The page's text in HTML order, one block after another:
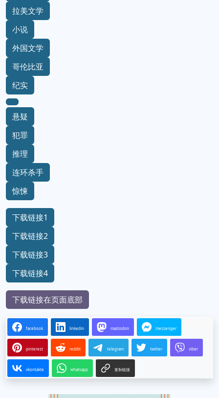
拉美文学
小说
外国文学
哥伦比亚
纪实
悬疑
犯罪
推理
连环杀手
惊悚
下载链接1
下载链接2
下载链接3
下载链接4
下载链接在页面底部
facebook linkedin mastodon messenger
pinterest reddit telegram twitter viber
vkontakte whatsapp 复制链接